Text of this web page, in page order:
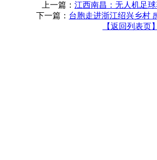
上一篇： 江西南昌：无人机足
下一篇： 台胞走进浙江绍兴乡村
【返回列表页】